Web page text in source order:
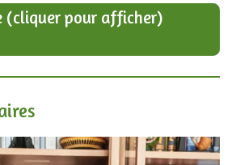
(cliquer pour afficher)